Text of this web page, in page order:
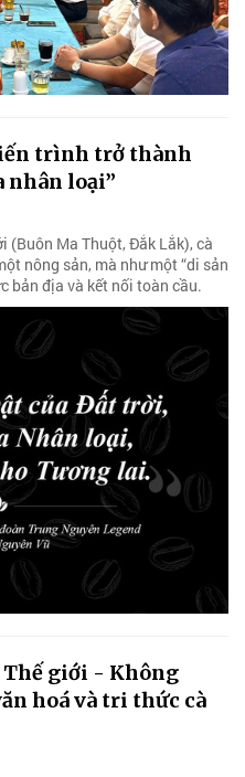
trình trở thành
nhân loại”
(Buôn Ma Thuột, Đắk Lắk), cà
nông sản, mà như một “di sản
bản địa và kết nối toàn cầu.
Thế giới - Không
hoá và tri thức cà